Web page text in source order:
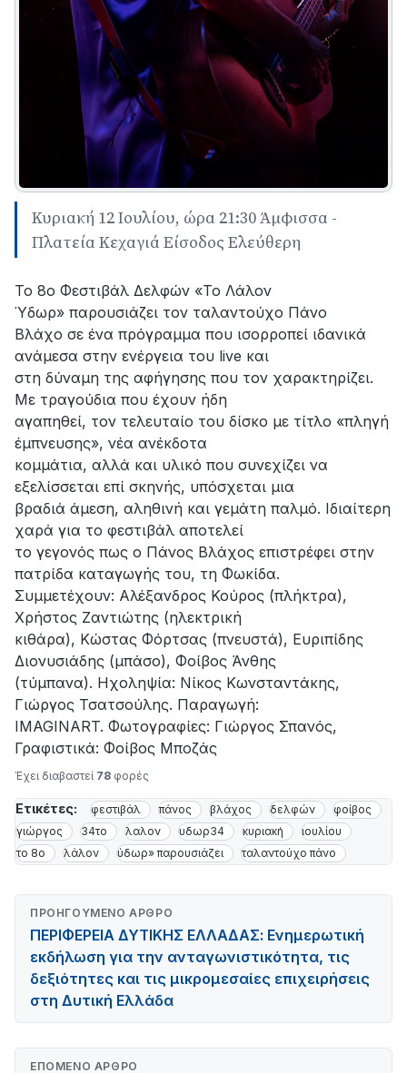
Κυριακή 12 Ιουλίου, ώρα 21:30 Άμφισσα -
Πλατεία Κεχαγιά Είσοδος Ελεύθερη
Το 8ο Φεστιβάλ Δελφών «Το Λάλον
Ύδωρ» παρουσιάζει τον ταλαντούχο Πάνο
Βλάχο σε ένα πρόγραμμα που ισορροπεί ιδανικά
ανάμεσα στην ενέργεια του live και
στη δύναμη της αφήγησης που τον χαρακτηρίζει.
Με τραγούδια που έχουν ήδη
αγαπηθεί, τον τελευταίο του δίσκο με τίτλο «πληγή
έμπνευσης», νέα ανέκδοτα
κομμάτια, αλλά και υλικό που συνεχίζει να
εξελίσσεται επί σκηνής, υπόσχεται μια
βραδιά άμεση, αληθινή και γεμάτη παλμό. Ιδιαίτερη
χαρά για το φεστιβάλ αποτελεί
το γεγονός πως ο Πάνος Βλάχος επιστρέφει στην
πατρίδα καταγωγής του, τη Φωκίδα.
Συμμετέχουν: Αλέξανδρος Κούρος (πλήκτρα),
Χρήστος Ζαντιώτης (ηλεκτρική
κιθάρα), Κώστας Φόρτσας (πνευστά), Ευριπίδης
Διονυσιάδης (μπάσο), Φοίβος Άνθης
(τύμπανα). Ηχοληψία: Νίκος Κωνσταντάκης,
Γιώργος Τσατσούλης. Παραγωγή:
IMAGINART. Φωτογραφίες: Γιώργος Σπανός,
Γραφιστικά: Φοίβος Μποζάς
Έχει διαβαστεί 78 φορές
Ετικέτες: φεστιβάλ πάνος βλάχος δελφών
φοίβος
γιώργος
34το λαλον υδωρ34 κυριακή
ιουλίου
το 8ο
λάλον ύδωρ» παρουσιάζει ταλαντούχο πάνο
ΠΡΟΗΓΟΎΜΕΝΟ ΆΡΘΡΟ
ΠΕΡΙΦΕΡΕΙΑ ΔΥΤΙΚΗΣ ΕΛΛΑΔΑΣ: Ενημερωτική
εκδήλωση για την ανταγωνιστικότητα, τις
δεξιότητες και τις μικρομεσαίες επιχειρήσεις
στη Δυτική Ελλάδα
ΕΠΌΜΕΝΟ ΆΡΘΡΟ